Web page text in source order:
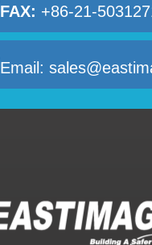
FAX: +86-21-
Email: